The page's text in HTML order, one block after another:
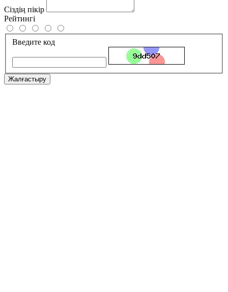
Сіздің пікір
Рейтингі
Введите код
Жалғастыру